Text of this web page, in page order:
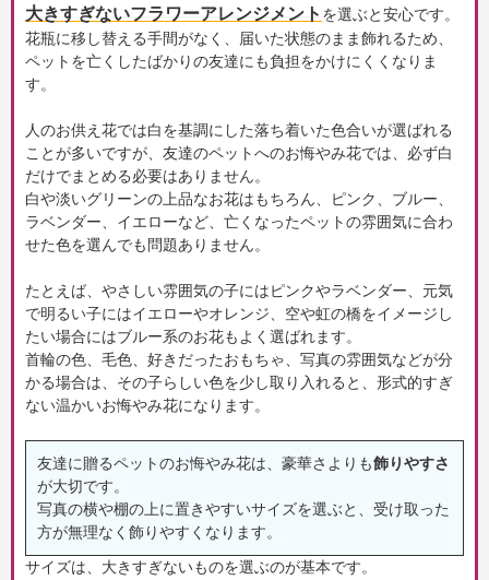
大きすぎないフラワーアレンジメント を選ぶと安心です。
花瓶に移し替える手間がなく、届いた状態のまま飾れるため、
ペットを亡くしたばかりの友達にも負担をかけにくくなりま
す。
人のお供え花では白を基調にした落ち着いた色合いが選ばれる
ことが多いですが、友達のペットへのお悔やみ花では、必ず白
だけでまとめる必要はありません。
白や淡いグリーンの上品なお花はもちろん、ピンク、ブルー、
ラベンダー、イエローなど、亡くなったペットの雰囲気に合わ
せた色を選んでも問題ありません。
たとえば、やさしい雰囲気の子にはピンクやラベンダー、元気
で明るい子にはイエローやオレンジ、空や虹の橋をイメージし
たい場合にはブルー系のお花もよく選ばれます。
首輪の色、毛色、好きだったおもちゃ、写真の雰囲気などが分
かる場合は、その子らしい色を少し取り入れると、形式的すぎ
ない温かいお悔やみ花になります。
友達に贈るペットのお悔やみ花は、豪華さよりも飾りやすさ
が大切です。
写真の横や棚の上に置きやすいサイズを選ぶと、受け取った
方が無理なく飾りやすくなります。
サイズは、大きすぎないものを選ぶのが基本です。